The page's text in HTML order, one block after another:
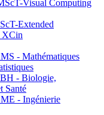
Visual Computing
Extended
XCin
- Mathématiques
- Biologie,
Santé
- Ingénierie